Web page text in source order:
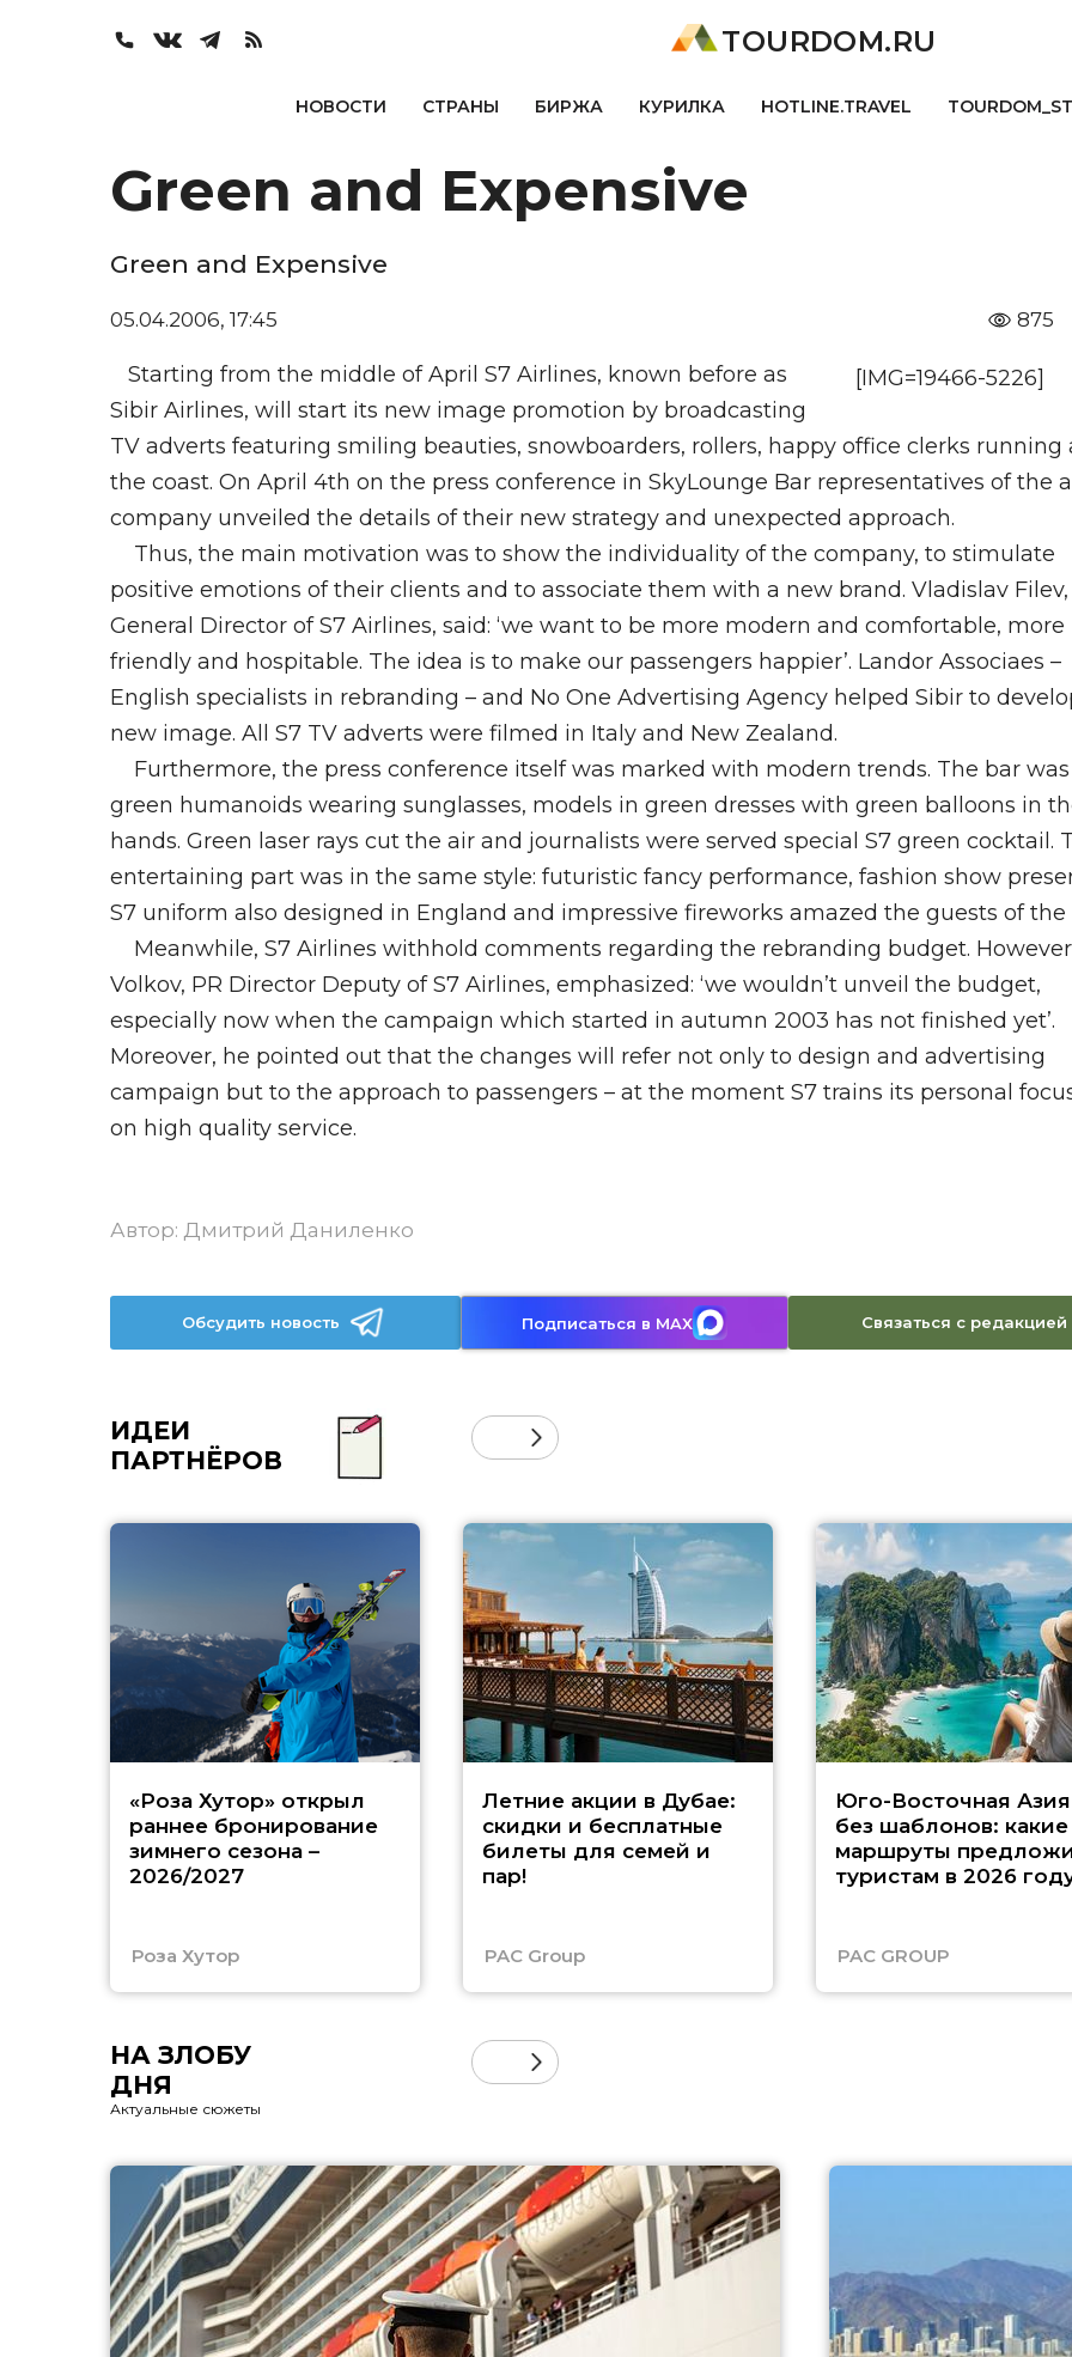
TOURDOM.RU
НОВОСТИ СТРАНЫ БИРЖА КУРИЛКА HOTLINE.TRAVEL
Green and Expensive
Green and Expensive
05.04.2006, 17:45 875
[IMG=19466-5226]
Starting from the middle of April S7 Airlines, known before as
Sibir Airlines, will start its new image promotion by broadcasting
TV adverts featuring smiling beauties, snowboarders, rollers, happy office clerks running
the coast. On April 4th on the press conference in SkyLounge Bar representatives of the
company unveiled the details of their new strategy and unexpected approach.
Thus, the main motivation was to show the individuality of the company, to stimulate
positive emotions of their clients and to associate them with a new brand. Vladislav Filev,
General Director of S7 Airlines, said: ‘we want to be more modern and comfortable, more
friendly and hospitable. The idea is to make our passengers happier’. Landor Associaes –
English specialists in rebranding – and No One Advertising Agency helped Sibir to
new image. All S7 TV adverts were filmed in Italy and New Zealand.
Furthermore, the press conference itself was marked with modern trends. The bar
green humanoids wearing sunglasses, models in green dresses with green balloons in
hands. Green laser rays cut the air and journalists were served special S7 green cocktail.
entertaining part was in the same style: futuristic fancy performance, fashion show
S7 uniform also designed in England and impressive fireworks amazed the guests of the
Meanwhile, S7 Airlines withhold comments regarding the rebranding budget.
Volkov, PR Director Deputy of S7 Airlines, emphasized: ‘we wouldn’t unveil the budget,
especially now when the campaign which started in autumn 2003 has not finished yet’.
Moreover, he pointed out that the changes will refer not only to design and advertising
campaign but to the approach to passengers – at the moment S7 trains its personal
on high quality service.
Автор: Дмитрий Даниленко
Обсудить новость Подписаться в MAX Связаться с редакцией
ИДЕИ
ПАРТНЁРОВ
«Роза Хутор» открыл
раннее бронирование
зимнего сезона –
2026/2027
Роза Хутор
Летние акции в Дубае:
скидки и бесплатные
билеты для семей и
пар!
PAC Group
Юго-Восточная Азия
без шаблонов: какие
маршруты
туристам в 2026
PAC GROUP
НА ЗЛОБУ
ДНЯ
Актуальные сюжеты